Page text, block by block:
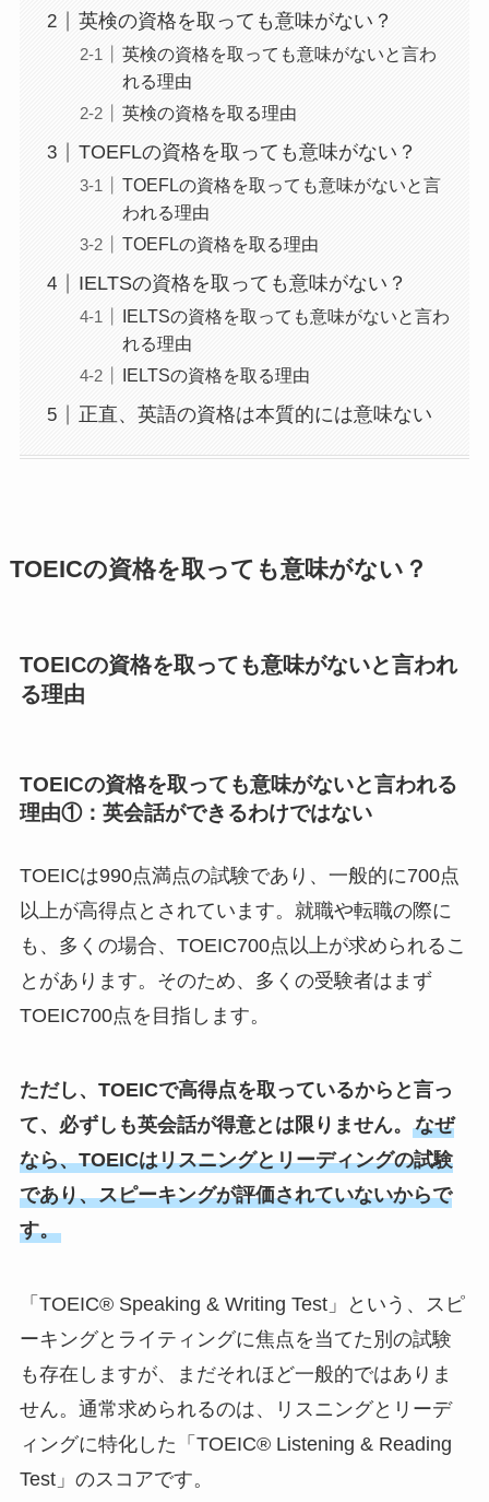
英検の資格を取っても意味がない？
英検の資格を取っても意味がないと言わ
れる理由
英検の資格を取る理由
TOEFLの資格を取っても意味がない？
TOEFLの資格を取っても意味がないと言
われる理由
TOEFLの資格を取る理由
IELTSの資格を取っても意味がない？
IELTSの資格を取っても意味がないと言わ
れる理由
IELTSの資格を取る理由
正直、英語の資格は本質的には意味ない
TOEICの資格を取っても意味がない？
TOEICの資格を取っても意味がないと言われ
る理由
TOEICの資格を取っても意味がないと言われる
理由①：英会話ができるわけではない
TOEICは990点満点の試験であり、一般的に700点
以上が高得点とされています。就職や転職の際に
も、多くの場合、TOEIC700点以上が求められるこ
とがあります。そのため、多くの受験者はまず
TOEIC700点を目指します。
ただし、TOEICで高得点を取っているからと言っ
て、必ずしも英会話が得意とは限りません。 なぜ
なら、TOEICはリスニングとリーディングの試験
であり、スピーキングが評価されていないからで
す。
「TOEIC® Speaking & Writing Test」という、スピ
ーキングとライティングに焦点を当てた別の試験
も存在しますが、まだそれほど一般的ではありま
せん。通常求められるのは、リスニングとリーデ
ィングに特化した「TOEIC® Listening & Reading
Test」のスコアです。